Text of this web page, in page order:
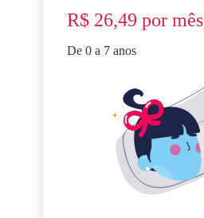
R$ 26,49 por mês
De 0 a 7 anos